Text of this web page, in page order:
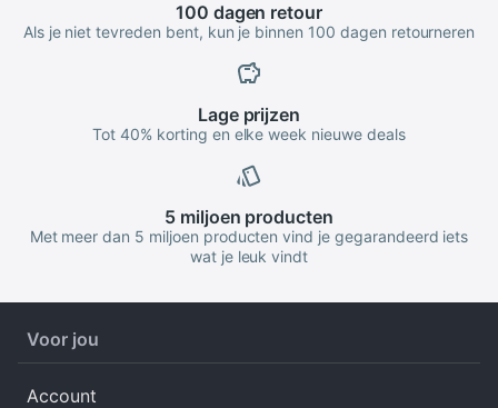
100 dagen retour
Als je niet tevreden bent, kun je binnen 100 dagen retourneren
Lageprijzen
Tot 40% korting en elke week nieuwe deals
5 miljoen producten
Met meer dan 5 miljoen producten vind je gegarandeerd iets
wat je leuk vindt
Voor jou
Account